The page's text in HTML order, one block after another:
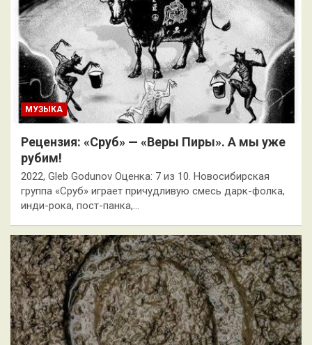
МУЗЫКА
Рецензия: «Сруб» — «Веры Пиры». А мы уже
рубим!
2022, Gleb Godunov Оценка: 7 из 10. Новосибирская
группа «Сруб» играет причудливую смесь дарк-фолка,
инди-рока, пост-панка,…